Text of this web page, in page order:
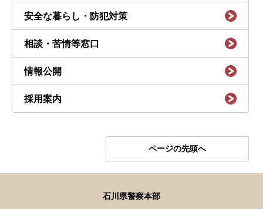
安全な暮らし・防犯対策
相談・苦情等窓口
情報公開
採用案内
ページの先頭へ
石川県警察本部